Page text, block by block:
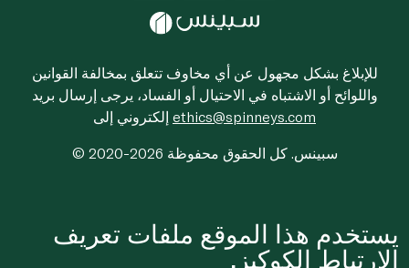
للإبلاغ بشكل مجهول عن أي مخاوف تتعلق بمخالفة القوانين
واللوائح أو الاشتباه في الاحتيال أو الفساد، يرجى إرسال بريد
ethics@spinneys.com
© 2020-2026 سبينس. كل الحقوق محفوظة
يستخدم هذا الموقع ملفات تعريف
الارتباط الكوكيز.